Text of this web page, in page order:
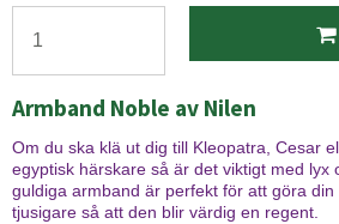
Armband Noble av Nilen
Om du ska klä ut dig till Kleopatra, Cesar
egyptisk härskare så är det viktigt med lyx
guldiga armband är perfekt för att göra din
tjusigare så att den blir värdig en regent.